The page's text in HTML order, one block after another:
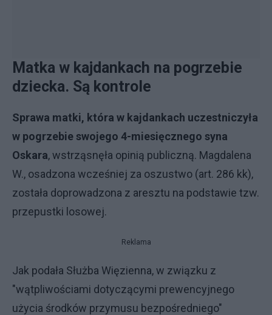
Matka w kajdankach na pogrzebie
dziecka. Są kontrole
Sprawa matki, która w kajdankach uczestniczyła
w pogrzebie swojego 4-miesięcznego syna
Oskara, wstrząsnęła opinią publiczną. Magdalena
W., osadzona wcześniej za oszustwo (art. 286 kk),
została doprowadzona z aresztu na podstawie tzw.
przepustki losowej.
Reklama
Jak podała Służba Więzienna, w związku z
"wątpliwościami dotyczącymi prewencyjnego
użycia środków przymusu bezpośredniego"